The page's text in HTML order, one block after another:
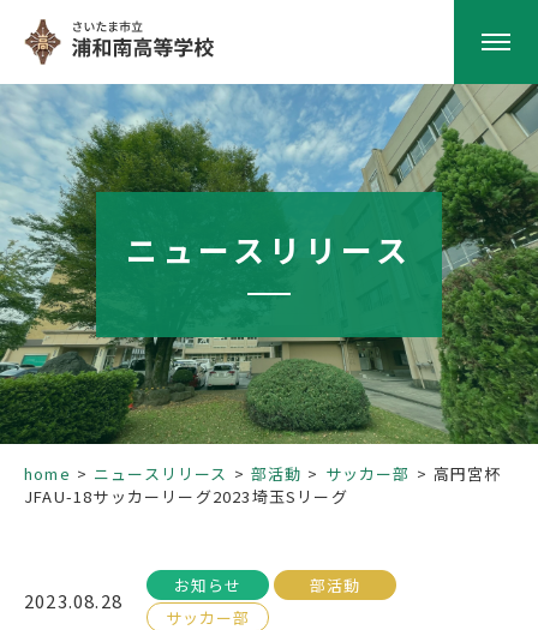
HOME
学校紹介
南高の教育
学校生活
部活動
受検生の方へ
ニュースリリース
home ニュースリリース 部活動 サッカー部
高円宮杯
JFAU-18サッカーリーグ2023埼玉Sリーグ
2023.08.28
お知らせ
部活動
サッカー部